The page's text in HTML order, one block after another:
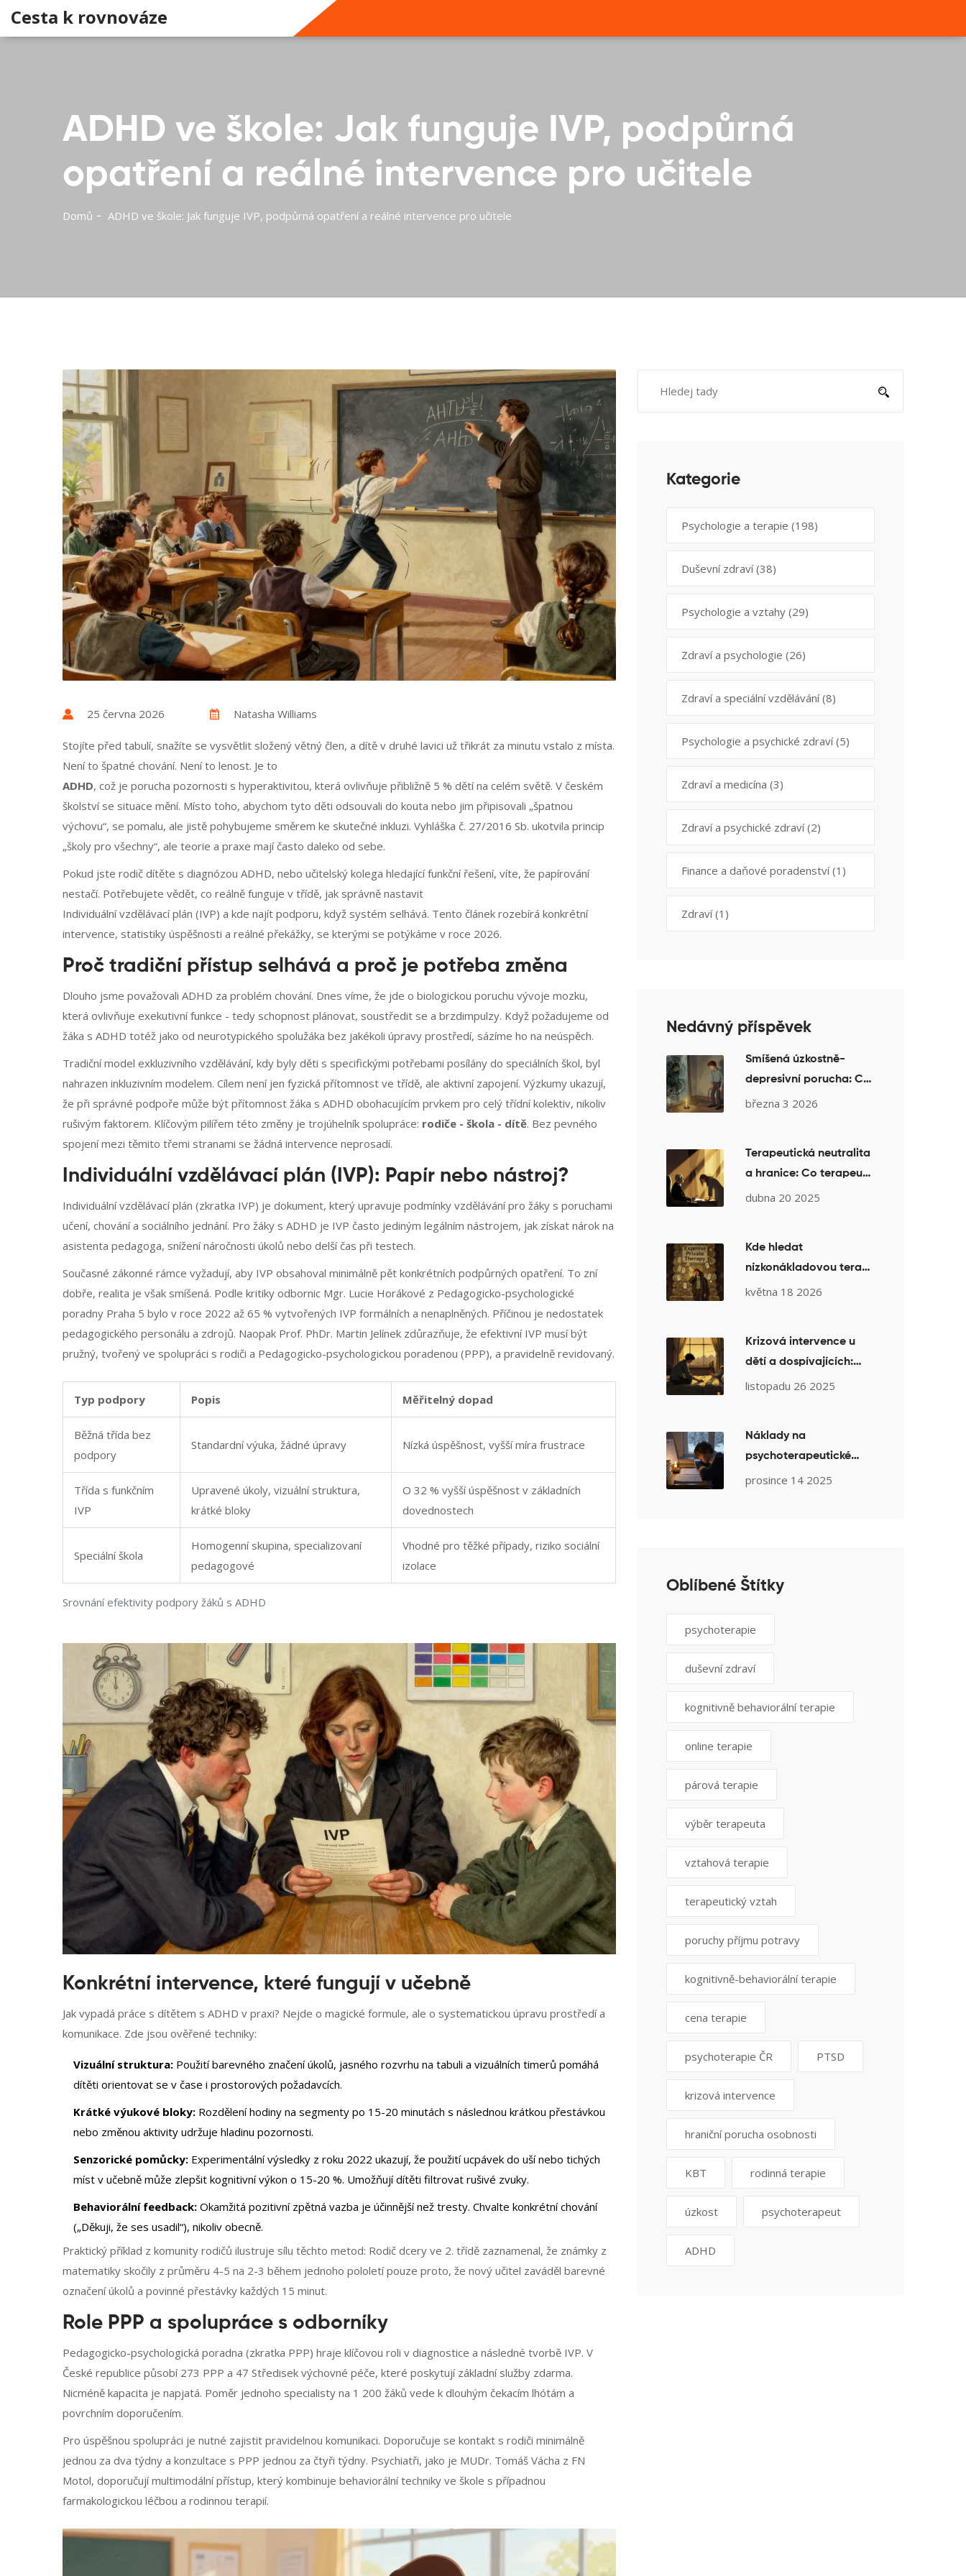
Cesta k rovnováze
ADHD ve škole: Jak funguje IVP, podpůrná
opatření a reálné intervence pro učitele
Domů ADHD ve škole: Jak funguje IVP, podpůrná opatření a reálné intervence pro učitele
25 června 2026 Natasha Williams
Stojíte před tabulí, snažíte se vysvětlit složený větný člen, a dítě v druhé lavici už třikrát za minutu vstalo z místa.
Není to špatné chování. Není to lenost. Je to
ADHD, což je porucha pozornosti s hyperaktivitou, která ovlivňuje přibližně 5 % dětí na celém světě. V českém
školství se situace mění. Místo toho, abychom tyto děti odsouvali do kouta nebo jim připisovali „špatnou
výchovu“, se pomalu, ale jistě pohybujeme směrem ke skutečné inkluzi. Vyhláška č. 27/2016 Sb. ukotvila princip
„školy pro všechny“, ale teorie a praxe mají často daleko od sebe.
Pokud jste rodič dítěte s diagnózou ADHD, nebo učitelský kolega hledající funkční řešení, víte, že papírování
nestačí. Potřebujete vědět, co reálně funguje v třídě, jak správně nastavit
Individuální vzdělávací plán (IVP) a kde najít podporu, když systém selhává. Tento článek rozebírá konkrétní
intervence, statistiky úspěšnosti a reálné překážky, se kterými se potýkáme v roce 2026.
Proč tradiční přístup selhává a proč je potřeba změna
Dlouho jsme považovali ADHD za problém chování. Dnes víme, že jde o biologickou poruchu vývoje mozku,
která ovlivňuje exekutivní funkce - tedy schopnost plánovat, soustředit se a brzdimpulzy. Když požadujeme od
žáka s ADHD totéž jako od neurotypického spolužáka bez jakékoli úpravy prostředí, sázíme ho na neúspěch.
Tradiční model exkluzivního vzdělávání, kdy byly děti s specifickými potřebami posílány do speciálních škol, byl
nahrazen inkluzivním modelem. Cílem není jen fyzická přítomnost ve třídě, ale aktivní zapojení. Výzkumy ukazují,
že při správné podpoře může být přítomnost žáka s ADHD obohacujícím prvkem pro celý třídní kolektiv, nikoliv
rušivým faktorem. Klíčovým pilířem této změny je trojúhelník spolupráce: rodiče - škola - dítě. Bez pevného
spojení mezi těmito třemi stranami se žádná intervence neprosadí.
Individuální vzdělávací plán (IVP): Papír nebo nástroj?
Individuální vzdělávací plán (zkratka IVP) je dokument, který upravuje podmínky vzdělávání pro žáky s poruchami
učení, chování a sociálního jednání. Pro žáky s ADHD je IVP často jediným legálním nástrojem, jak získat nárok na
asistenta pedagoga, snížení náročnosti úkolů nebo delší čas při testech.
Současné zákonné rámce vyžadují, aby IVP obsahoval minimálně pět konkrétních podpůrných opatření. To zní
dobře, realita je však smíšená. Podle kritiky odbornic Mgr. Lucie Horákové z Pedagogicko-psychologické
poradny Praha 5 bylo v roce 2022 až 65 % vytvořených IVP formálních a nenaplněných. Příčinou je nedostatek
pedagogického personálu a zdrojů. Naopak Prof. PhDr. Martin Jelínek zdůrazňuje, že efektivní IVP musí být
pružný, tvořený ve spolupráci s rodiči a Pedagogicko-psychologickou poradenou (PPP), a pravidelně revidovaný.
Srovnání efektivity podpory žáků s ADHD
Typ podpory Popis Měřitelný dopad
Běžná třída bez
podpory
Standardní výuka, žádné úpravy Nízká úspěšnost, vyšší míra frustrace
Třída s funkčním
IVP
Upravené úkoly, vizuální struktura,
krátké bloky
O 32 % vyšší úspěšnost v základních
dovednostech
Speciální škola
Homogenní skupina, specializovaní
pedagogové
Vhodné pro těžké případy, riziko sociální
izolace
Konkrétní intervence, které fungují v učebně
Jak vypadá práce s dítětem s ADHD v praxi? Nejde o magické formule, ale o systematickou úpravu prostředí a
komunikace. Zde jsou ověřené techniky:
Vizuální struktura: Použití barevného značení úkolů, jasného rozvrhu na tabuli a vizuálních timerů pomáhá
dítěti orientovat se v čase i prostorových požadavcích.
Krátké výukové bloky: Rozdělení hodiny na segmenty po 15-20 minutách s následnou krátkou přestávkou
nebo změnou aktivity udržuje hladinu pozornosti.
Senzorické pomůcky: Experimentální výsledky z roku 2022 ukazují, že použití ucpávek do uší nebo tichých
míst v učebně může zlepšit kognitivní výkon o 15-20 %. Umožňují dítěti filtrovat rušivé zvuky.
Behaviorální feedback: Okamžitá pozitivní zpětná vazba je účinnější než tresty. Chvalte konkrétní chování
(„Děkuji, že ses usadil“), nikoliv obecně.
Praktický příklad z komunity rodičů ilustruje sílu těchto metod: Rodič dcery ve 2. třídě zaznamenal, že známky z
matematiky skočily z průměru 4-5 na 2-3 během jednoho pololetí pouze proto, že nový učitel zaváděl barevné
označení úkolů a povinné přestávky každých 15 minut.
Role PPP a spolupráce s odborníky
Pedagogicko-psychologická poradna (zkratka PPP) hraje klíčovou roli v diagnostice a následné tvorbě IVP. V
České republice působí 273 PPP a 47 Středisek výchovné péče, které poskytují základní služby zdarma.
Nicméně kapacita je napjatá. Poměr jednoho specialisty na 1 200 žáků vede k dlouhým čekacím lhótám a
povrchním doporučením.
Pro úspěšnou spolupráci je nutné zajistit pravidelnou komunikaci. Doporučuje se kontakt s rodiči minimálně
jednou za dva týdny a konzultace s PPP jednou za čtyři týdny. Psychiatři, jako je MUDr. Tomáš Vácha z FN
Motol, doporučují multimodální přístup, který kombinuje behaviorální techniky ve škole s případnou
farmakologickou léčbou a rodinnou terapií.
Kategorie
Psychologie a terapie (198)
Duševní zdraví(38)
Psychologie a vztahy (29)
Zdraví a psychologie (26)
Zdraví a speciální vzdělávání(8)
Psychologie a psychické zdraví(5)
Zdraví a medicína (3)
Zdraví a psychické zdraví(2)
Finance a daňové poradenství(1)
Zdraví(1)
Nedávný příspěvek
Smíšená úzkostně-
depresivní porucha: Co
dělat, když se potká
března 3 2026
Terapeutická neutralita
a hranice: Co terapeut
může a nemůže dělat
dubna 20 2025
Kde hledat
nízkonákladovou terapii
v ČR: Průvodce
května 18 2026
Krizová intervence u
dětí a dospívajících:
Praktické postupy pro
listopadu 26 2025
Náklady na
psychoterapeutické
vzdělání: Proč je
prosince 14 2025
Oblíbené Štítky
psychoterapie
duševní zdraví
kognitivně behaviorální terapie
online terapie
párová terapie
výběr terapeuta
vztahová terapie
terapeutický vztah
poruchy příjmu potravy
kognitivně-behaviorální terapie
cena terapie
psychoterapie ČR PTSD
krizová intervence
hraniční porucha osobnosti
KBT rodinná terapie
úzkost psychoterapeut
ADHD